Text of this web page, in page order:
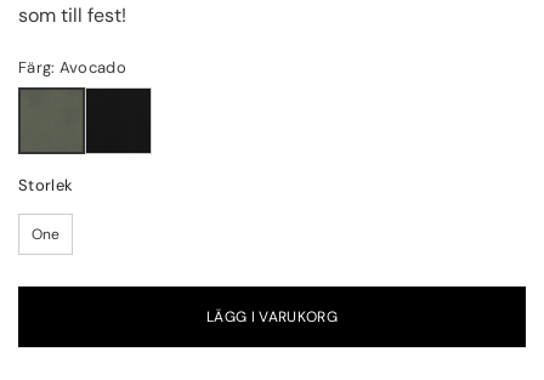
som till fest!
Färg: Avocado
Storlek
One
LÄGG I VARUKORG